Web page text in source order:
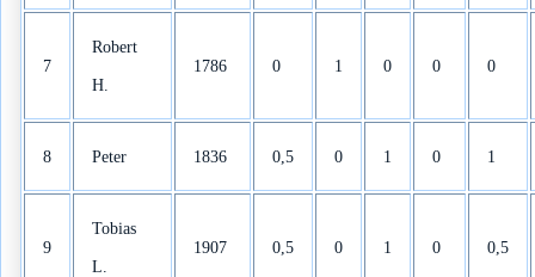
7
Robert
H.
1786 0 1 0 0 0
8 Peter 1836 0,5 0 1 0 1
9
Tobias
L.
1907 0,5 0 1 0 0,5